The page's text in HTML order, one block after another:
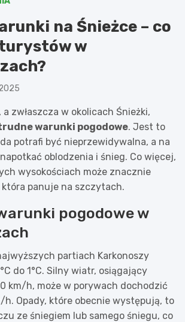
na Śnieżce – co
w
a zwłaszcza w okolicach Śnieżki,
warunki pogodowe. Jest to
potrafi być nieprzewidywalna, a na
oblodzenia i śnieg. Co więcej,
wysokościach może znacznie
panuje na szczytach.
pogodowe w
partiach Karkonoszy
do 1°C. Silny wiatr, osiągający
km/h, może w porywach dochodzić
h. Opady, które obecnie występują, to
ze śniegiem lub samego śniegu, co